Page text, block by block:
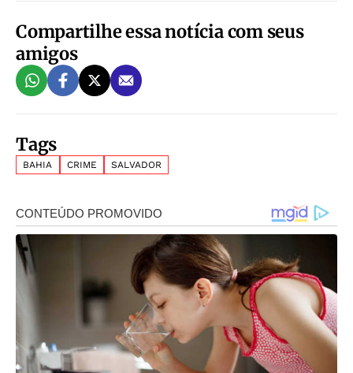
Compartilhe essa notícia com seus
amigos
Tags
BAHIA CRIME SALVADOR